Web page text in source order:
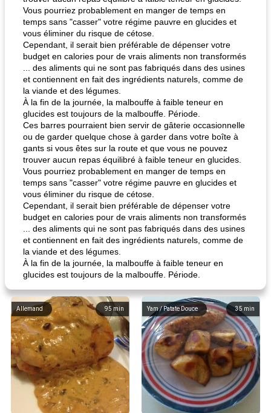
Vous pourriez probablement en manger de temps en
temps sans "casser" votre régime pauvre en glucides et
vous éliminer du risque de cétose.
Cependant, il serait bien préférable de dépenser votre
budget en calories pour de vrais aliments non transformés
... des aliments qui ne sont pas fabriqués dans des usines
et contiennent en fait des ingrédients naturels, comme de
la viande et des légumes.
À la fin de la journée, la malbouffe à faible teneur en
glucides est toujours de la malbouffe. Période.
Ces barres pourraient bien servir de gâterie occasionnelle
ou de garder quelque chose à garder dans votre boîte à
gants si vous êtes sur la route et que vous ne pouvez
trouver aucun repas équilibré à faible teneur en glucides.
Vous pourriez probablement en manger de temps en
temps sans "casser" votre régime pauvre en glucides et
vous éliminer du risque de cétose.
Cependant, il serait bien préférable de dépenser votre
budget en calories pour de vrais aliments non transformés
... des aliments qui ne sont pas fabriqués dans des usines
et contiennent en fait des ingrédients naturels, comme de
la viande et des légumes.
À la fin de la journée, la malbouffe à faible teneur en
glucides est toujours de la malbouffe. Période.
95 min
Allemand 35 min
Yam / Patate Douce